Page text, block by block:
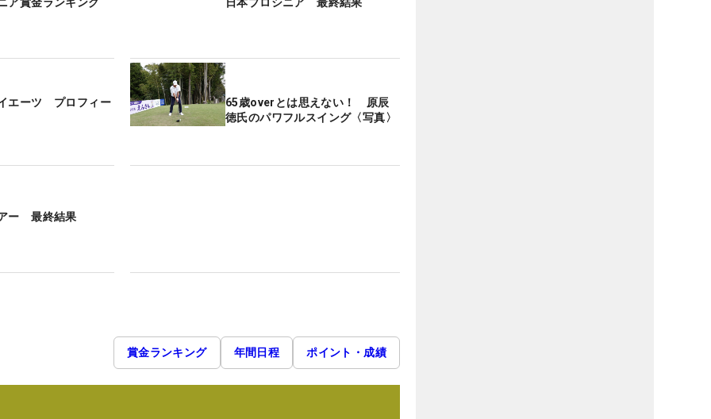
エーツ プロフィー
65歳overとは思えない！ 原辰
徳氏のパワフルスイング〈写真〉
ー 最終結果
賞金ランキング 年間日程 ポイント・成績